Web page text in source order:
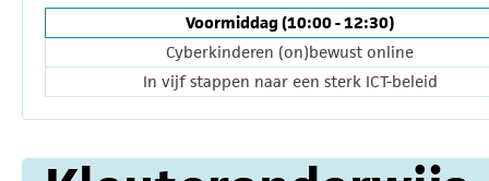
Voormiddag (10:00 - 12:30)
Cyberkinderen (on)bewust online
In vijf stappen naar een sterk ICT-beleid